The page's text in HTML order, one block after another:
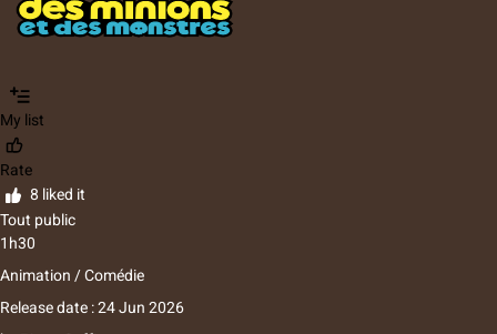
My list
Rate
8 liked it
Tout public
1h30
Animation / Comédie
Release date : 24 Jun 2026